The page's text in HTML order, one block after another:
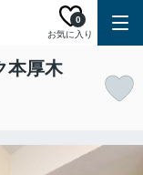
お気に入り
0
本厚木